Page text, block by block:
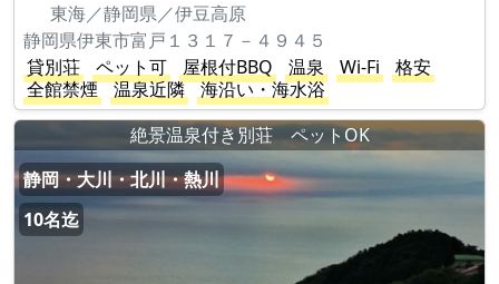
東海／静岡県／伊豆高原
静岡県伊東市富戸１３１７－４９４５
貸別荘
ペット可 屋根付BBQ 温泉 Wi-Fi
格安
全館禁煙
温泉近隣
海沿い・海水浴
絶景温泉付き別荘 ペットOK
静岡・大川・北川・熱川
10名迄